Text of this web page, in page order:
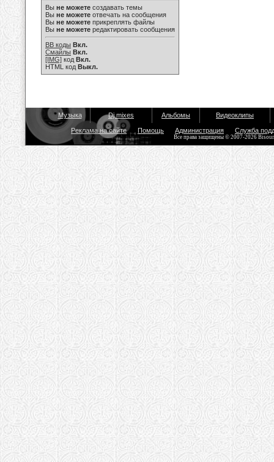
Вы не можете создавать темы
Вы не можете отвечать на сообщения
Вы не можете прикреплять файлы
Вы не можете редактировать сообщения
BB коды Вкл.
Смайлы Вкл.
[IMG] код Вкл.
HTML код Выкл.
Музыка Dj mixes Альбомы Видеоклипы
Реклама на сайте Помощь Администрация Служба
Все права защищены © 2007-2026